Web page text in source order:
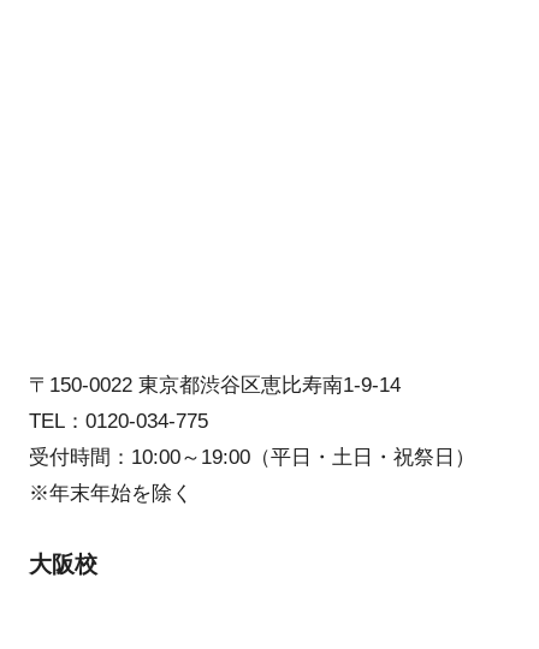
〒150-0022 東京都渋谷区恵比寿南1-9-14
TEL：0120-034-775
受付時間：10:00～19:00（平日・土日・祝祭日）
※年末年始を除く
大阪校